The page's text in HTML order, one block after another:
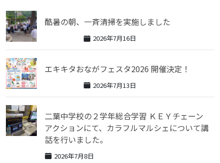
ョ
ン 酷暑の朝、一斉清掃を実施しました
2026年7月16日
エキキタおながフェスタ2026 開催決定！
2026年7月13日
二葉中学校の２学年総合学習 ＫＥＹチェーン
アクションにて、カラフルマルシェについて講
話を行いました。
2026年7月8日